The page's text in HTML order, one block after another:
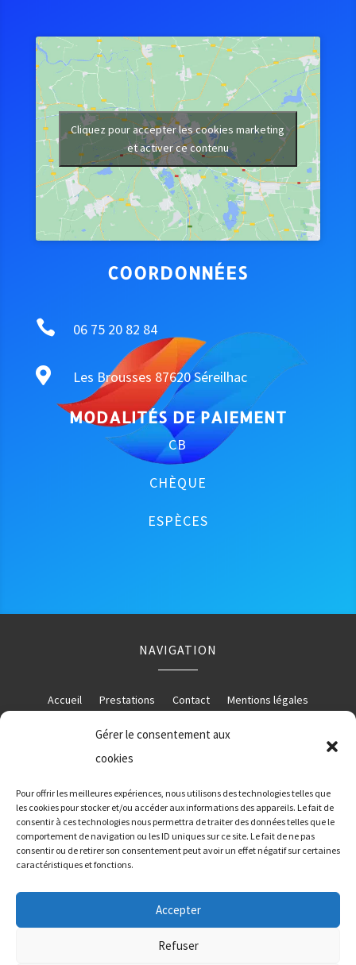
Gérer le consentement aux
cookies
Pour offrir les meilleures expériences, nous utilisons des technologies telles que
les cookies pour stocker et/ou accéder aux informations des appareils. Le fait de
consentir à ces technologies nous permettra de traiter des données telles que le
comportement de navigation ou les ID uniques sur ce site. Le fait de ne pas
consentir ou de retirer son consentement peut avoir un effet négatif sur certaines
caractéristiques et fonctions.
Accepter
Refuser
Cliquez pour accepter les cookies marketing
et activer ce contenu
COORDONNÉES
 06 75 20 82 84
 Les Brousses 87620 Séreilhac
MODALITÉS DE PAIEMENT
CB
CHÈQUE
ESPÈCES
NAVIGATION
Accueil Prestations Contact Mentions légales